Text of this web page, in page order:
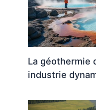
La géothermie
industrie